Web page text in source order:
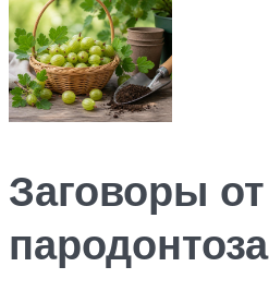
Заговоры от
пародонтоза